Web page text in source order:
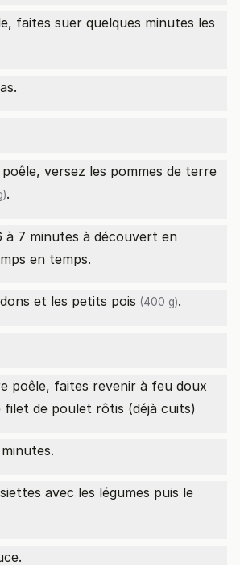
faites suer quelques minutes les
versez les pommes de terre
.
à 7 minutes à découvert en
en temps.
et les petits pois (400 g).
poêle, faites revenir à feu doux
filet de poulet rôtis (déjà cuits)
avec les légumes puis le